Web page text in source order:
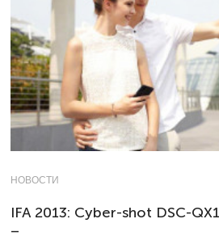
НОВОСТИ
IFA 2013: Cyber-shot DSC-
–